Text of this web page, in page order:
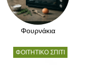
Φουρνάκια
ΦΟΙΤΗΤΙΚΟ ΣΠΙΤΙ